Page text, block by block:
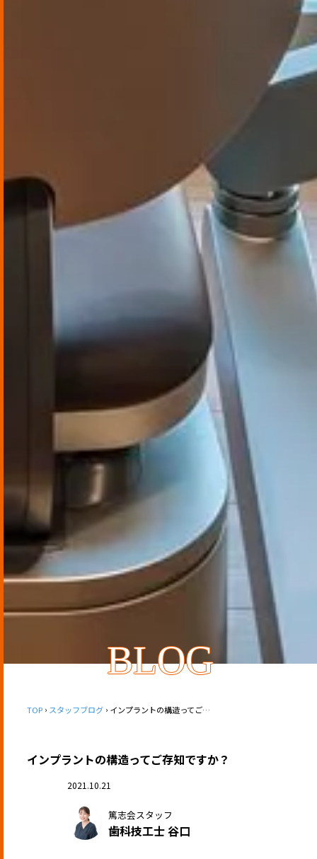
BLOG
TOP スタッフブログ インプラントの構造ってご存知ですか？
インプラントの構造ってご存知ですか？
2021.10.21
篤志会スタッフ
歯科技工士 谷口